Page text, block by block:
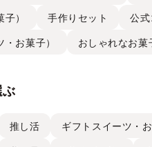
） 手作りセット 公
お菓子） おしゃれなお菓
ぶ
推し活 ギフトスイーツ・